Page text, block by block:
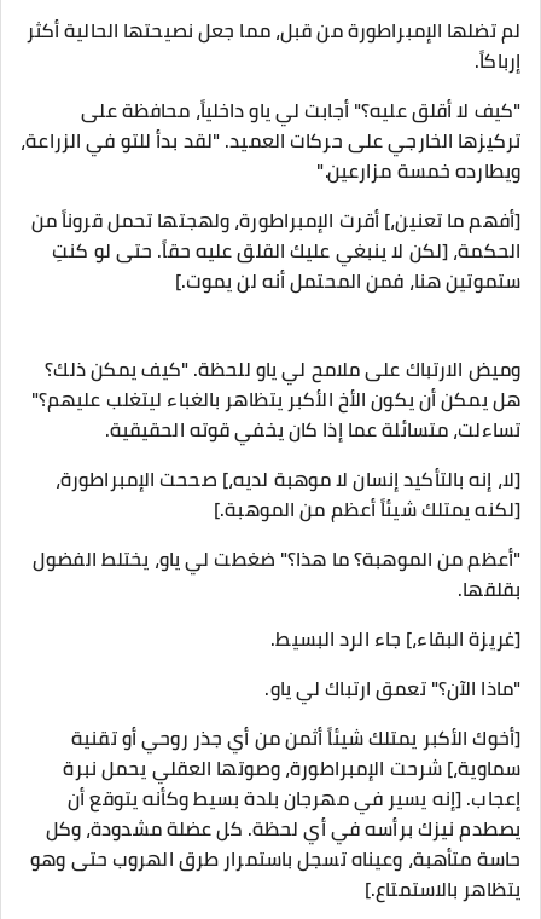
لم تضلها الإمبراطورة من قبل، مما جعل نصيحتها الحالية أكثر
إرباكاً.
"كيف لا أقلق عليه؟" أجابت لي ياو داخلياً، محافظة على
تركيزها الخارجي على حركات العميد. "لقد بدأ للتو في الزراعة،
ويطارده خمسة مزارعين."
[أفهم ما تعنين،] أقرت الإمبراطورة، ولهجتها تحمل قروناً من
الحكمة، [لكن لا ينبغي عليك القلق عليه حقاً. حتى لو كنتِ
ستموتين هنا، فمن المحتمل أنه لن يموت.]
وميض الارتباك على ملامح لي ياو للحظة. "كيف يمكن ذلك؟
هل يمكن أن يكون الأخ الأكبر يتظاهر بالغباء ليتغلب عليهم؟"
تساءلت، متسائلة عما إذا كان يخفي قوته الحقيقية.
[لا، إنه بالتأكيد إنسان لا موهبة لديه،] صححت الإمبراطورة،
[لكنه يمتلك شيئاً أعظم من الموهبة.]
"أعظم من الموهبة؟ ما هذا؟" ضغطت لي ياو، يختلط الفضول
بقلقها.
[غريزة البقاء،] جاء الرد البسيط.
"ماذا الآن؟" تعمق ارتباك لي ياو.
[أخوك الأكبر يمتلك شيئاً أثمن من أي جذر روحي أو تقنية
سماوية،] شرحت الإمبراطورة، وصوتها العقلي يحمل نبرة
إعجاب. [إنه يسير في مهرجان بلدة بسيط وكأنه يتوقع أن
يصطدم نيزك برأسه في أي لحظة. كل عضلة مشدودة، وكل
حاسة متأهبة، وعيناه تسجل باستمرار طرق الهروب حتى وهو
يتظاهر بالاستمتاع.]